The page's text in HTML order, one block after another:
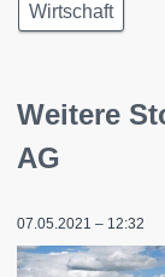
Wirtschaft
Weitere
AG
07.05.2021 – 12:32